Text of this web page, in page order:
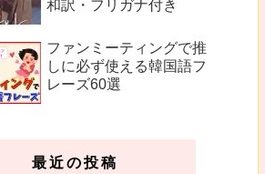
和訳・フリガナ付き
ファンミーティングで推
しに必ず使える韓国語フ
レーズ60選
最近の投稿